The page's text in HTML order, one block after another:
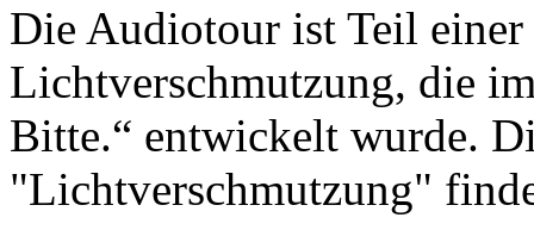
Die Audiotour ist Teil einer
Lichtverschmutzung, die
Bitte.“ entwickelt wurde.
"Lichtverschmutzung"